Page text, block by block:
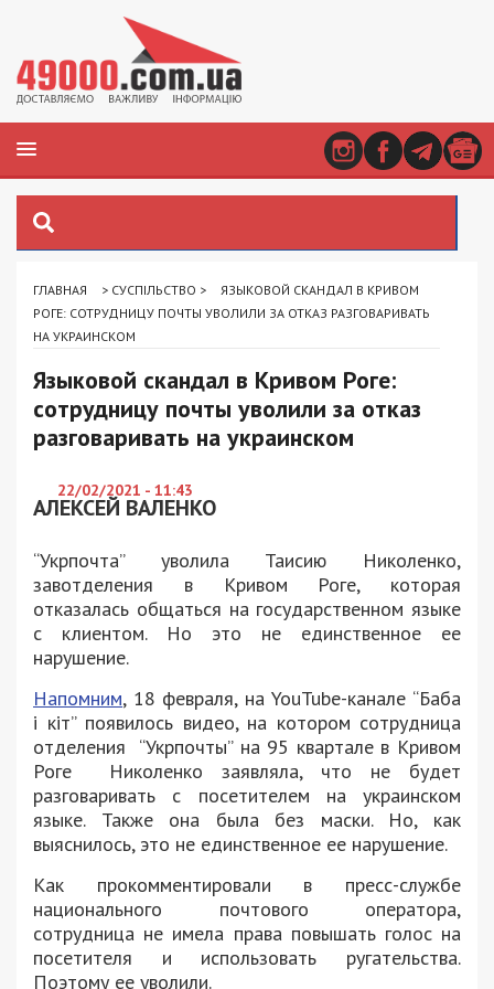
ГЛАВНАЯ > СУСПІЛЬСТВО >
ЯЗЫКОВОЙ СКАНДАЛ В КРИВОМ
РОГЕ: СОТРУДНИЦУ ПОЧТЫ УВОЛИЛИ ЗА ОТКАЗ РАЗГОВАРИВАТЬ
НА УКРАИНСКОМ
Языковой скандал в Кривом Роге:
сотрудницу почты уволили за отказ
разговаривать на украинском
22/02/2021 - 11:43
АЛЕКСЕЙ ВАЛЕНКО
“Укрпочта” уволила Таисию Николенко,
завотделения в Кривом Роге, которая
отказалась общаться на государственном языке
с клиентом. Но это не единственное ее
нарушение.
Напомним, 18 февраля, на YouTube-канале “Баба
і кіт” появилось видео, на котором сотрудница
отделения “Укрпочты” на 95 квартале в Кривом
Роге Николенко заявляла, что не будет
разговаривать с посетителем на украинском
языке. Также она была без маски. Но, как
выяснилось, это не единственное ее нарушение.
Как прокомментировали в пресс-службе
национального почтового оператора,
сотрудница не имела права повышать голос на
посетителя и использовать ругательства.
Поэтому ее уволили.